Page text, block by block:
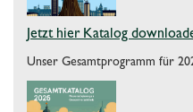
Jetzt hier Katalog
Unser Gesamtprogramm für